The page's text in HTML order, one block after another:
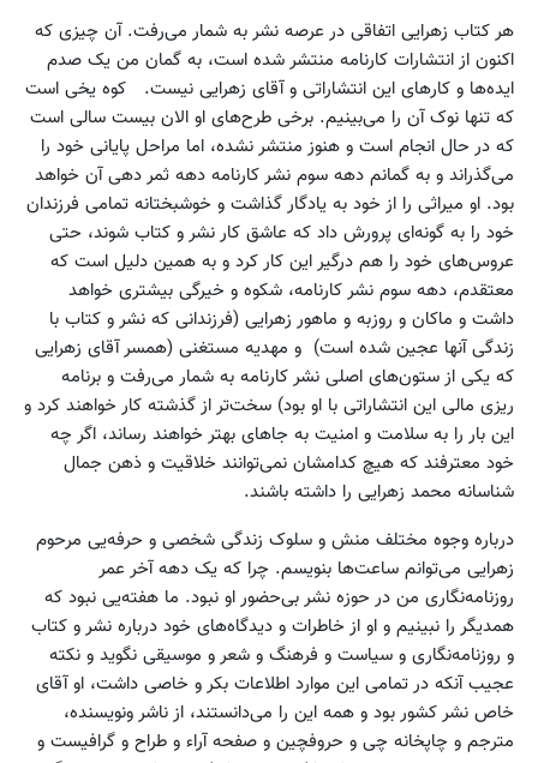
هر کتاب زهرایی اتفاقی در عرصه نشر به شمار می‌رفت. آن چیزی که
اکنون از انتشارات کارنامه منتشر شده است، به گمان من یک صدم
ایده‌ها و کارهای این انتشاراتی و آقای زهرایی نیست. کوه یخی است
که تنها نوک آن را می‌بینیم. برخی طرح‌های او الان بیست سالی است
که در حال انجام است و هنوز منتشر نشده، اما مراحل پایانی خود را
می‌گذراند و به گمانم دهه سوم نشر کارنامه دهه ثمر دهی آن خواهد
بود. او میراثی را از خود به یادگار گذاشت و خوشبختانه تمامی فرزندان
خود را به گونه‌ای پرورش داد که عاشق کار نشر و کتاب شوند، حتی
عروس‌های خود را هم درگیر این کار کرد و به همین دلیل است که
معتقدم، دهه سوم نشر کارنامه، شکوه و خیرگی بیشتری خواهد
داشت و ماکان و روزبه و ماهور زهرایی (فرزندانی که نشر و کتاب با
زندگی آنها عجین شده است) و مهدیه مستغنی (همسر آقای زهرایی
که یکی از ستون‌های اصلی نشر کارنامه به شمار می‌رفت و برنامه
ریزی مالی این انتشاراتی با او بود) سخت‌تر از گذشته کار خواهند کرد و
این بار را به سلامت و امنیت به جاهای بهتر خواهند رساند، اگر چه
خود معترفند که هیچ کدامشان نمی‌توانند خلاقیت و ذهن جمال
شناسانه محمد زهرایی را داشته باشند.
درباره وجوه مختلف منش و سلوک زندگی شخصی و حرفه‌یی مرحوم
زهرایی می‌توانم ساعت‌ها بنویسم. چرا که یک دهه آخر عمر
روزنامه‌نگاری من در حوزه نشر بی‌حضور او نبود. ما هفته‌یی نبود که
همدیگر را نبینیم و او از خاطرات و دیدگاه‌های خود درباره نشر و کتاب
و روزنامه‌نگاری و سیاست و فرهنگ و شعر و موسیقی نگوید و نکته
عجیب آنکه در تمامی این موارد اطلاعات بکر و خاصی داشت، او آقای
خاص نشر کشور بود و همه این را می‌دانستند، از ناشر ونویسنده،
مترجم و چاپخانه چی و حروفچین و صفحه آراء و طراح و گرافیست و